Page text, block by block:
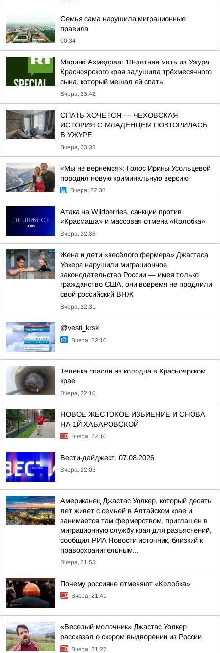
Семья сама нарушила миграционные
правила
00:34
Марина Ахмедова: 18-летняя мать из Ужура
Красноярского края задушила трёхмесячного
сына, который мешал ей спать
Вчера, 23:42
СПАТЬ ХОЧЕТСЯ — ЧЕХОВСКАЯ
ИСТОРИЯ С МЛАДЕНЦЕМ ПОВТОРИЛАСЬ
В УЖУРЕ
Вчера, 23:35
«Мы не вернёмся»: Голос Ирины Усольцевой
породил новую криминальную версию
Вчера, 22:38
Атака на Wildberries, санкции против
«Красмаша» и массовая отмена «Колобка»
Вчера, 22:38
Жена и дети «весёлого фермера» Джастаса
Уокера нарушили миграционное
законодательство России — имея только
гражданство США, они вовремя не продлили
свой российский ВНЖ
Вчера, 22:31
@vesti_krsk
Вчера, 22:10
Теленка спасли из колодца в Красноярском
крае
Вчера, 22:10
НОВОЕ ЖЕСТОКОЕ ИЗБИЕНИЕ И СНОВА
НА 1Й ХАБАРОВСКОЙ
Вчера, 22:10
Вести-дайджест. 07.08.2026
Вчера, 22:03
Американец Джастас Уолкер, который десять
лет живет с семьей в Алтайском крае и
занимается там фермерством, приглашен в
миграционную службу края для разъяснений,
сообщил РИА Новости источник, близкий к
правоохранительным...
Вчера, 21:53
Почему россияне отменяют «Колобка»
Вчера, 21:41
«Веселый молочник» Джастас Уолкер
рассказал о скором выдворении из России
Вчера, 21:27